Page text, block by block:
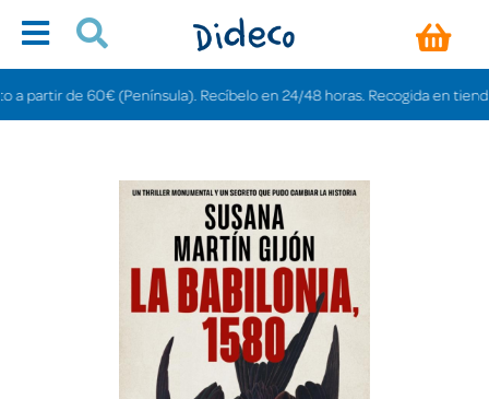
de 60€ (Península). Recíbelo en 24/48 horas. Recogida en tiendas